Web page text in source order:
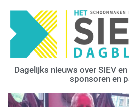
Dagelijks nieuws over SIEV
sponsoren en